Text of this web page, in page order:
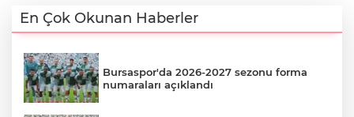
En Çok Okunan Haberler
Bursaspor'da 2026-2027 sezonu forma
numaraları açıklandı